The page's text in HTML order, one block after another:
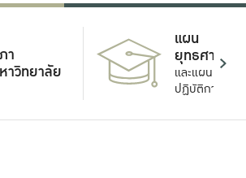
า
าวิทยาลัย
แผน
ยุทธศาสตร์
และแผน
ปฏิบัติการ